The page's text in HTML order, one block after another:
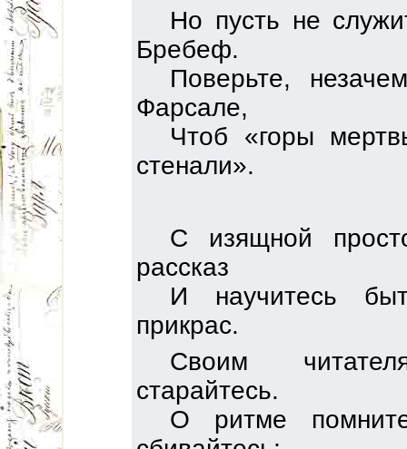
Но пусть не
Бребеф.
Поверьте,
Фарсале,
Чтоб «горы
стенали».
С изящной
рассказ
И научитесь
прикрас.
Своим
старайтесь.
О ритме